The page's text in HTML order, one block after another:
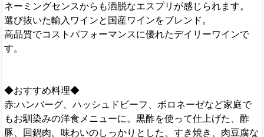
ネーミングセンスからも洒脱なエスプリが感じられます。
選び抜いた輸入ワインと国産ワインをブレンド。
高品質でコストパフォーマンスに優れたデイリーワインで
す。
◆おすすめ料理◆
赤:ハンバーグ、ハッシュドビーフ、ボロネーゼなど家庭で
もお馴染みの洋食メニューに。黒酢を使って仕上げた、酢
豚、回鍋肉。味わいのしっかりとした、すき焼き、肉豆腐な